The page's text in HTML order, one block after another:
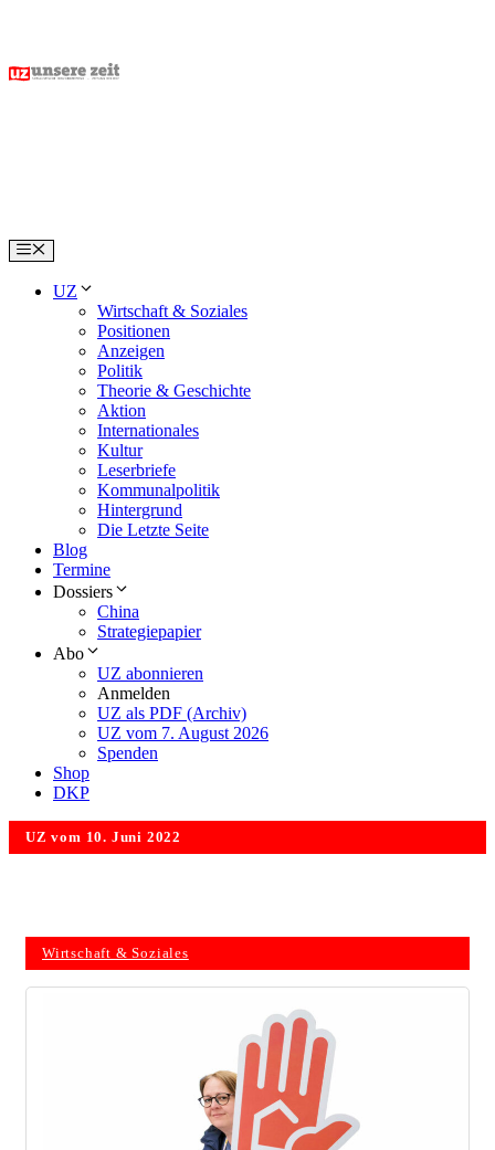
content
Menu
UZ
Wirtschaft & Soziales
Positionen
Anzeigen
Politik
Theorie & Geschichte
Aktion
Internationales
Kultur
Leserbriefe
Kommunalpolitik
Hintergrund
Die Letzte Seite
Blog
Termine
Dossiers
China
Strategiepapier
Abo
UZ abonnieren
Anmelden
UZ als PDF (Archiv)
UZ vom 7. August 2026
Spenden
Shop
DKP
UZ vom 10. Juni 2022
Wirtschaft & Soziales